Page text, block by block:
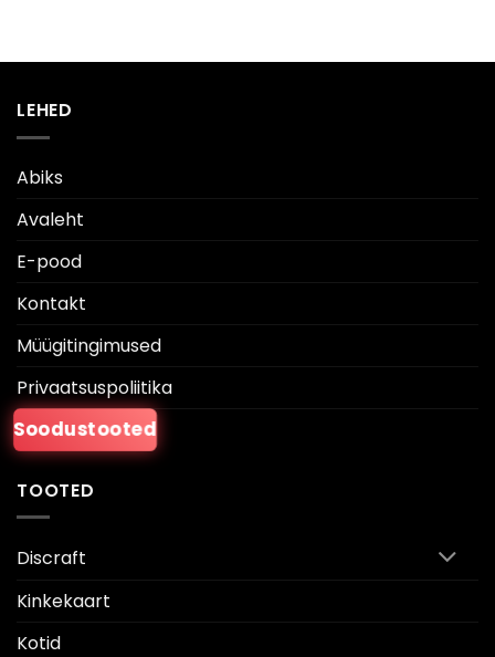
LEHED
Abiks
Avaleht
E-pood
Kontakt
Müügitingimused
Privaatsuspoliitika
Soodustooted
TOOTED
Discraft
Kinkekaart
Kotid